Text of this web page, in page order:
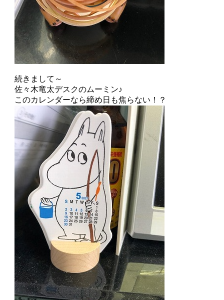
続きまして～
佐々木竜太デスクのムーミン♪
このカレンダーなら締め日も焦らない！？